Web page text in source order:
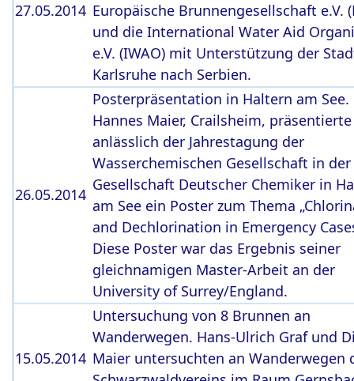
27.05.2014 Europäische Brunnengesellschaft e.V.
und die International Water Aid
e.V. (IWAO) mit Unterstützung der
Karlsruhe nach Serbien.
26.05.2014
Posterpräsentation in Haltern am See.
Hannes Maier, Crailsheim, präsentierte
anlässlich der Jahrestagung der
Wasserchemischen Gesellschaft in der
Gesellschaft Deutscher Chemiker in
am See ein Poster zum Thema
and Dechlorination in Emergency
Diese Poster war das Ergebnis seiner
gleichnamigen Master-Arbeit an der
University of Surrey/England.
15.05.2014
Untersuchung von 8 Brunnen an
Wanderwegen. Hans-Ulrich Graf und
Maier untersuchten an Wanderwegen